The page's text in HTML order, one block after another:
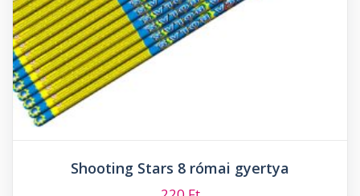
Shooting Stars 8 római gyertya